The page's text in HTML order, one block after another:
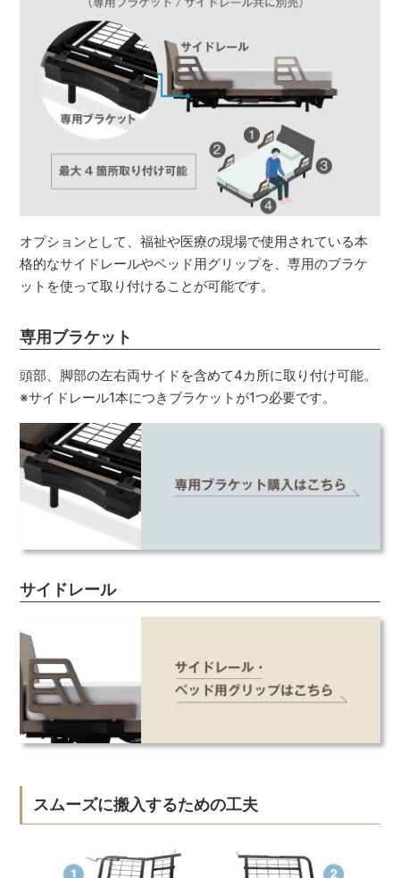
オプションとして、福祉や医療の現場で使用されている本
格的なサイドレールやベッド用グリップを、専用のブラケ
ットを使って取り付けることが可能です。
専用ブラケット
頭部、脚部の左右両サイドを含めて4カ所に取り付け可能。
※サイドレール1本につきブラケットが1つ必要です。
サイドレール
スムーズに搬入するための工夫